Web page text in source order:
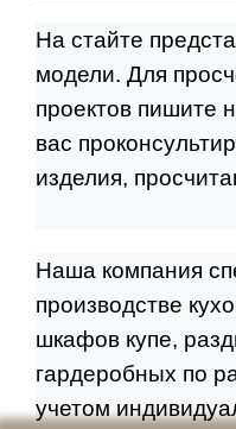
На стайте
модели. Для
проектов пишите
вас
изделия,
Наша компания
производстве
шкафов купе,
гардеробных по
учетом